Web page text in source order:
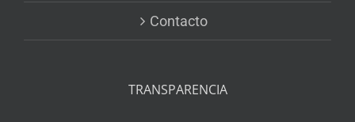
Contacto
TRANSPARENCIA